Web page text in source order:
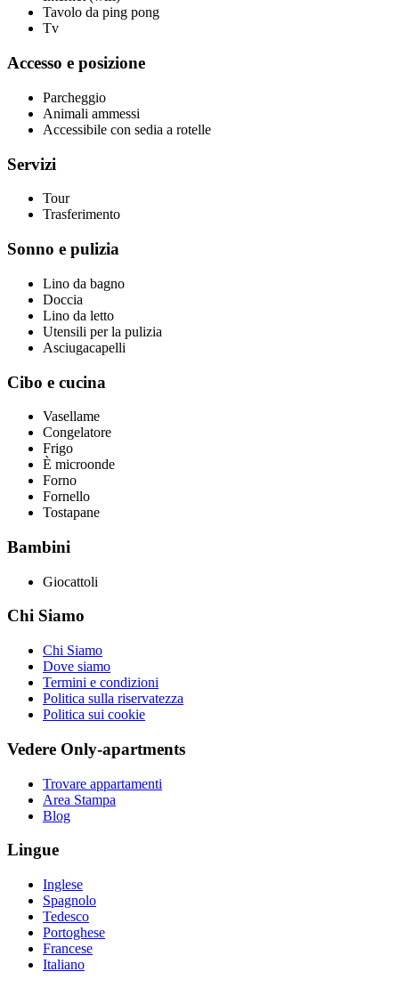
Tavolo da ping pong
Tv
Accesso e posizione
Parcheggio
Animali ammessi
Accessibile con sedia a rotelle
Servizi
Tour
Trasferimento
Sonno e pulizia
Lino da bagno
Doccia
Lino da letto
Utensili per la pulizia
Asciugacapelli
Cibo e cucina
Vasellame
Congelatore
Frigo
È microonde
Forno
Fornello
Tostapane
Bambini
Giocattoli
Chi Siamo
Chi Siamo
Dove siamo
Termini e condizioni
Politica sulla riservatezza
Politica sui cookie
Vedere Only-apartments
Trovare appartamenti
Area Stampa
Blog
Lingue
Inglese
Spagnolo
Tedesco
Portoghese
Francese
Italiano